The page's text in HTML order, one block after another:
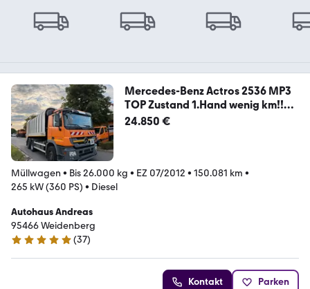
Mercedes-Benz Actros 2536 MP3
TOP Zustand 1.Hand wenig km!!
AC
24.850 €
Müllwagen • Bis 26.000 kg • EZ 07/2012 • 150.081 km •
265 kW (360 PS) • Diesel
Autohaus Andreas
95466 Weidenberg
5 Sterne
(37)
Kontakt Parken